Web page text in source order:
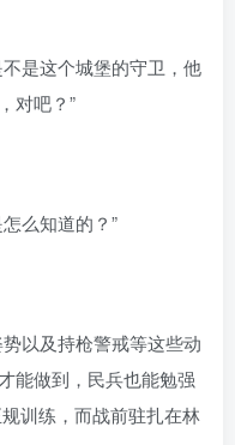
是这个城堡的守卫，他
对吧？”
么知道的？”
以及持枪警戒等这些动
能做到，民兵也能勉强
训练，而战前驻扎在林